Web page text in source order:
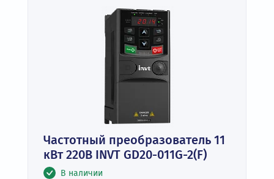
Частотный преобразователь 11
кВт 220В INVT GD20-011G-2(F)
В наличии